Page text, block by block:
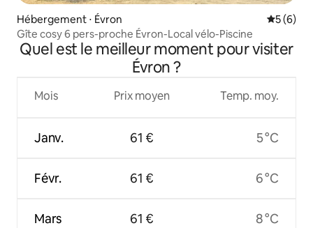
Hébergement ⋅ Évron
5 (6)
Gîte cosy 6 pers-proche Évron-Local vélo-Piscine
Quel est le meilleur moment pour visiter
Évron ?
Mois
Janv.
Févr.
Mars
Prix moyen
61 €
61 €
61 €
Temp. moy.
5 °C
6 °C
8 °C